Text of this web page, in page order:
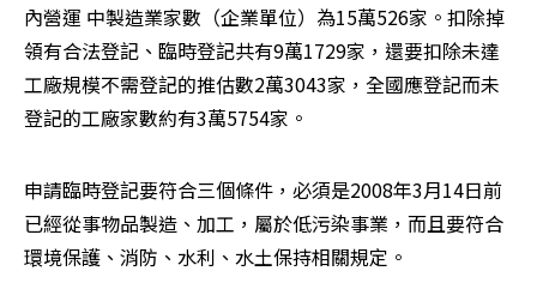
內營運 中製造業家數（企業單位）為15萬526家。扣除掉
領有合法登記、臨時登記共有9萬1729家，還要扣除未達
工廠規模不需登記的推估數2萬3043家，全國應登記而未
登記的工廠家數約有3萬5754家。
申請臨時登記要符合三個條件，必須是2008年3月14日前
已經從事物品製造、加工，屬於低污染事業，而且要符合
環境保護、消防、水利、水土保持相關規定。